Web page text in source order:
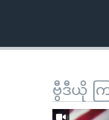
ဗွီဒီယို က